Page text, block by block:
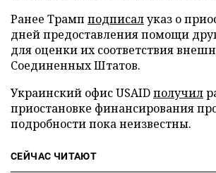
Ранее Трамп подписалуказ о
дней предоставления помощи
для оценки их соответствия
Соединенных Штатов.
Украинский офис USAIDполучил
приостановке финансирования
подробности пока неизвестны.
СЕЙЧАС ЧИТАЮТ